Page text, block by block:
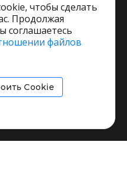
соглашение
cookies
чтобы сделать
Продолжая
соглашаетесь
файлов
Cookie